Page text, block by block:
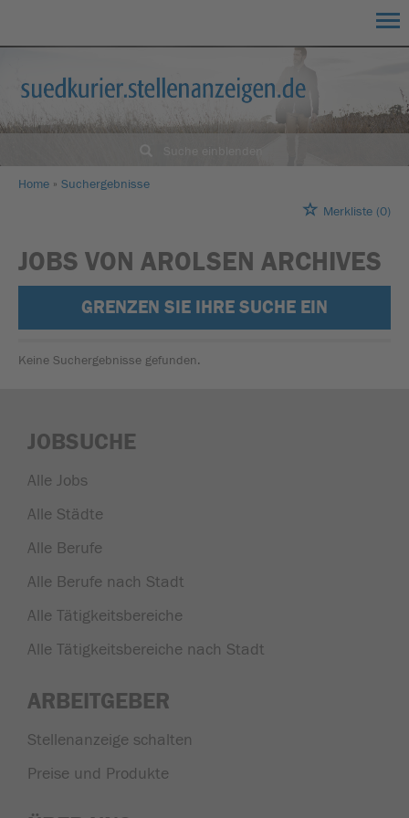
Home
Suchergebnisse
Merkliste (0)
JOBS VON AROLSEN ARCHIVES
GRENZEN SIE IHRE SUCHE EIN
Keine Suchergebnisse gefunden.
JOBSUCHE
Alle Jobs
Alle Städte
Alle Berufe
Alle Berufe nach Stadt
Alle Tätigkeitsbereiche
Alle Tätigkeitsbereiche nach Stadt
ARBEITGEBER
Stellenanzeige schalten
Preise und Produkte